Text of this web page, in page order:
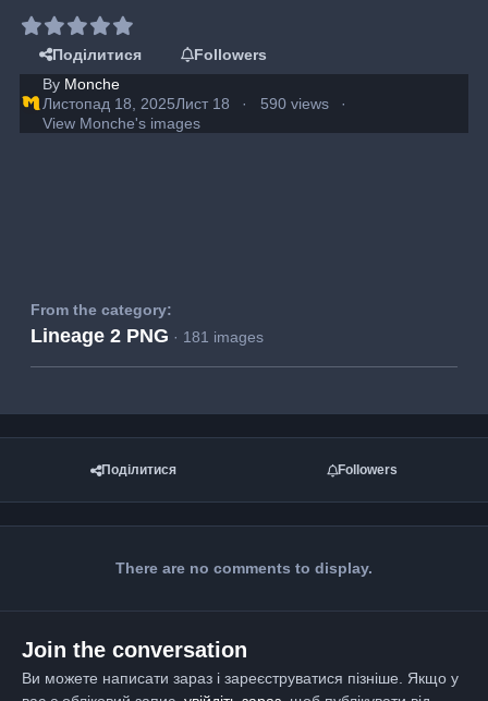
Поділитися
Followers
By Monche
Листопад 18, 2025Лист 18
590 views
View Monche's images
From the category:
Lineage 2 PNG · 181 images
Поділитися Followers
There are no comments to display.
Join the conversation
Ви можете написати зараз і зареєструватися пізніше. Якщо у